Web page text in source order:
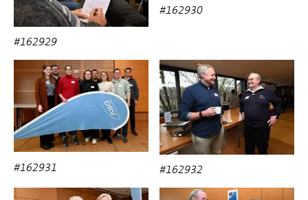
#162929
#162930
#162931 #162932